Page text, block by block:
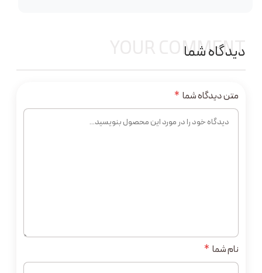
دیدگاه شما
YOUR COMMENT
نام شما *
متن دیدگاه شما *